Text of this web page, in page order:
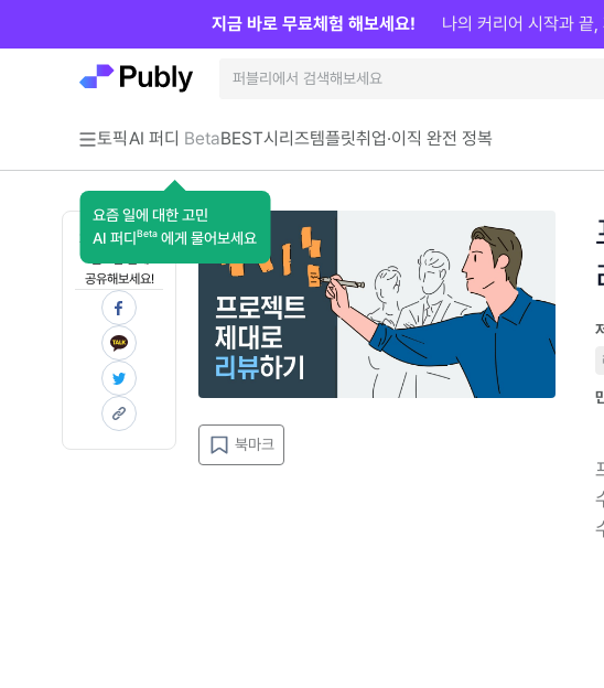
토픽AI 퍼디 Beta
요즘 일에 대한 고민
AI 퍼디 Beta 에게 물어보세요
BEST시리즈템플릿취업·이직 완전 정복
지금 바로 무료체험 해보세요! 나의 커리어 시작과 끝,
지금 인사이트가
공유해보세요!
북마크